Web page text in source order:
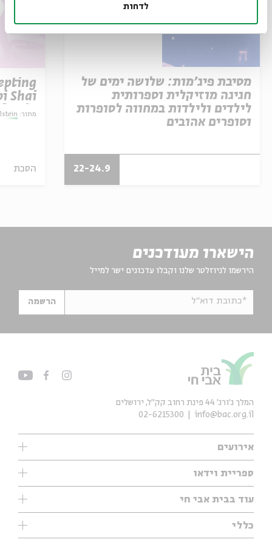
לדחות
מסיבת פיג'מות: שלושה ימים של
חגיגה מוזיקלית וספרותית
לילדים ולילדות במחווה לסופרות
וסופרים אהובים
22-24.9
Shai
מתוך:
הסכת
הישארו מעודכנים
הירשמו לניוזלטר שלנו וקבלו עדכונים ישר למייל
*כתובת דוא"ל הרשמה
אירועים
עיון
אנגלית
נוער
ספריית וידאו
ילדים
מוזיקה
עיון
מיוחדים
עוד בבית אבי חי
תערוכות
מיוחדים
כללי
המלך ג'ורג' 44 פינת רחוב קק״ל, ירושלים
info@bac.org.il
02-6215300